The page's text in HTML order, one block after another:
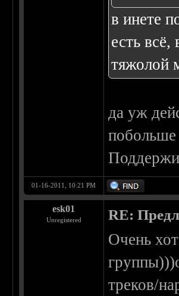
в инете
есть
тяжолой
да уж
01-16-2011, 10:21 PM
esk01
Unregistered RE:
Очень
треков/